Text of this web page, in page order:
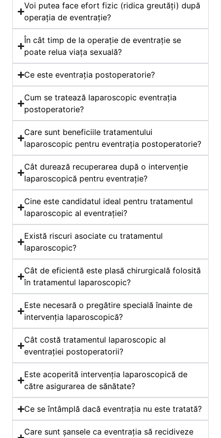
Voi putea face efort fizic (ridica greutăți) după
operația de eventrație?
În cât timp de la operație de eventrație se
poate relua viața sexuală?
Ce este eventrația postoperatorie?
Cum se tratează laparoscopic eventrația
postoperatorie?
Care sunt beneficiile tratamentului
laparoscopic pentru eventrația postoperatorie?
Cât durează recuperarea după o intervenție
laparoscopică pentru eventrație?
Cine este candidatul ideal pentru tratamentul
laparoscopic al eventrației?
Există riscuri asociate cu tratamentul
laparoscopic?
Cât de eficientă este plasă chirurgicală folosită
în tratamentul laparoscopic?
Este necesară o pregătire specială înainte de
intervenția laparoscopică?
Cât costă tratamentul laparoscopic al
eventrației postoperatorii?
Este acoperită intervenția laparoscopică de
către asigurarea de sănătate?
Ce se întâmplă dacă eventrația nu este tratată?
Care sunt șansele ca eventrația să recidiveze